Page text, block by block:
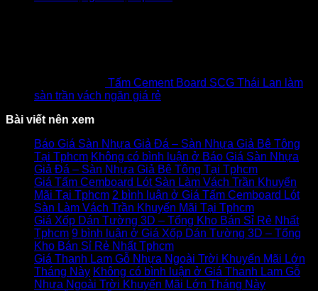
Tấm Cement Board SCG Thái Lan làm
sàn trần vách ngăn giá rẻ
Bài viết nên xem
Báo Giá Sàn Nhựa Giả Đá – Sàn Nhựa Giả Bê Tông
Tại Tphcm Không có bình luận ở Báo Giá Sàn Nhựa
Giả Đá – Sàn Nhựa Giả Bê Tông Tại Tphcm
Giá Tấm Cemboard Lót Sàn Làm Vách Trần Khuyến
Mãi Tại Tphcm 2 bình luận ở Giá Tấm Cemboard Lót
Sàn Làm Vách Trần Khuyến Mãi Tại Tphcm
Giá Xốp Dán Tường 3D – Tổng Kho Bán Sỉ Rẻ Nhất
Tphcm 9 bình luận ở Giá Xốp Dán Tường 3D – Tổng
Kho Bán Sỉ Rẻ Nhất Tphcm
Giá Thanh Lam Gỗ Nhựa Ngoài Trời Khuyến Mãi Lớn
Tháng Này Không có bình luận ở Giá Thanh Lam Gỗ
Nhựa Ngoài Trời Khuyến Mãi Lớn Tháng Này